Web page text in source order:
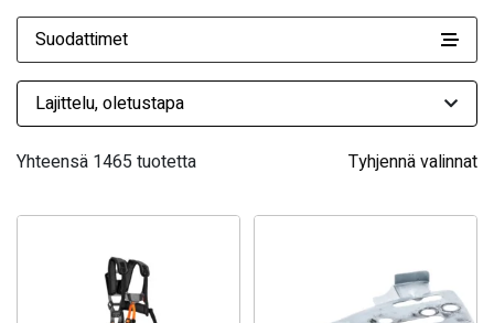
Suodattimet
Yhteensä 1465 tuotetta Tyhjennä valinnat